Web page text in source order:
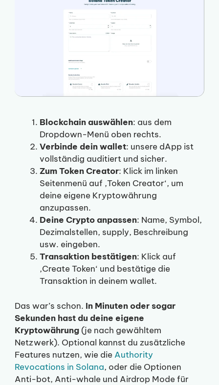
Blockchain auswählen: aus dem
Dropdown-Menü oben rechts.
Verbinde dein wallet: unsere dApp ist
vollständig auditiert und sicher.
Zum Token Creator: Klick im linken
Seitenmenü auf ‚Token Creator‘, um
deine eigene Kryptowährung
anzupassen.
Deine Crypto anpassen: Name, Symbol,
Dezimalstellen, supply, Beschreibung
usw. eingeben.
Transaktion bestätigen: Klick auf
‚Create Token‘ und bestätige die
Transaktion in deinem wallet.
Das war’s schon. In Minuten oder sogar
Sekunden hast du deine eigene
Kryptowährung (je nach gewähltem
Netzwerk). Optional kannst du zusätzliche
Features nutzen, wie die Authority
Revocations in Solana, oder die Optionen
Anti-bot, Anti-whale und Airdrop Mode für